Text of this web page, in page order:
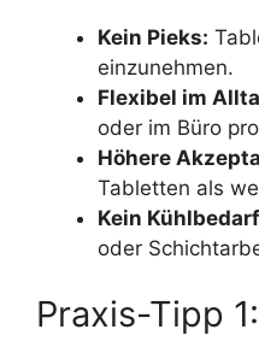
Kein Pieks:
einzunehmen.
Flexibel im
oder im Büro
Höhere
Tabletten als
Kein
oder
Praxis-Tipp 1: